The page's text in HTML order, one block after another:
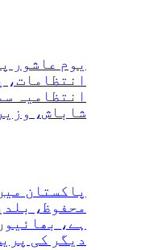
یوم عاشور
انتظامات،
انتظامیہ
شاباش،
پاکستان
محفوظ،
ہے،
دیگر کی